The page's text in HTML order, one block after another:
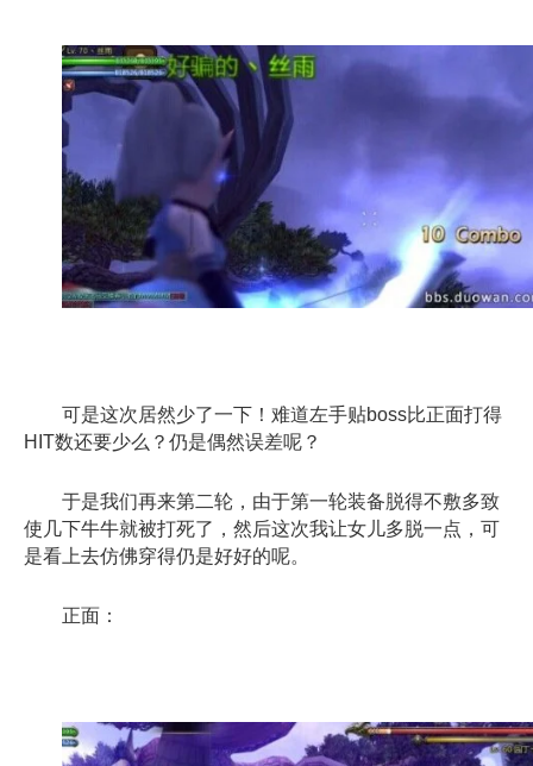
可是这次居然少了一下！难道左手贴boss比正面打得
HIT数还要少么？仍是偶然误差呢？
于是我们再来第二轮，由于第一轮装备脱得不敷多致
使几下牛牛就被打死了，然后这次我让女儿多脱一点，可
是看上去仿佛穿得仍是好好的呢。
正面：